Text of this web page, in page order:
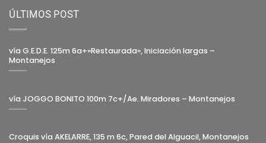
ÚLTIMOS POST
vía G.E.D.E. 125m 6a+»Restaurada», Iniciación largas –
Montanejos
vía JOGGO BONITO 100m 7c+/Ae. Miradores – Montanejos
Croquis vía AKELARRE, 135 m 6c, Pared del Alguacil, Montanejos